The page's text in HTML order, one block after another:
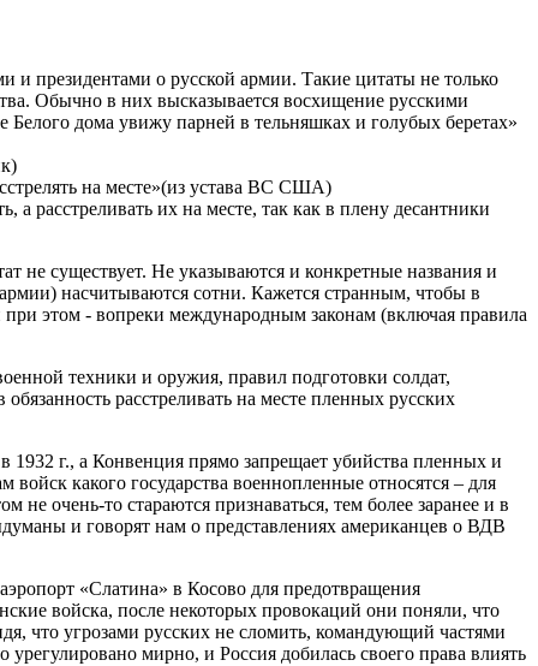
и президентами о русской армии. Такие цитаты не только
Обычно в них высказывается восхищение русскими
дома увижу парней в тельняшках и голубых беретах»
на месте»(из устава ВС США)
их на месте, так как в плену десантники
существует. Не указываются и конкретные названия и
насчитываются сотни. Кажется странным, чтобы в
этом - вопреки международным законам (включая правила
техники и оружия, правил подготовки солдат,
расстреливать на месте пленных русских
г., а Конвенция прямо запрещает убийства пленных и
какого государства военнопленные относятся – для
очень-то стараются признаваться, тем более заранее и в
и говорят нам о представлениях американцев о ВДВ
«Слатина» в Косово для предотвращения
войска, после некоторых провокаций они поняли, что
что угрозами русских не сломить, командующий частями
мирно, и Россия добилась своего права влиять